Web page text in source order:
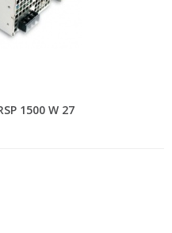
1500 W 27